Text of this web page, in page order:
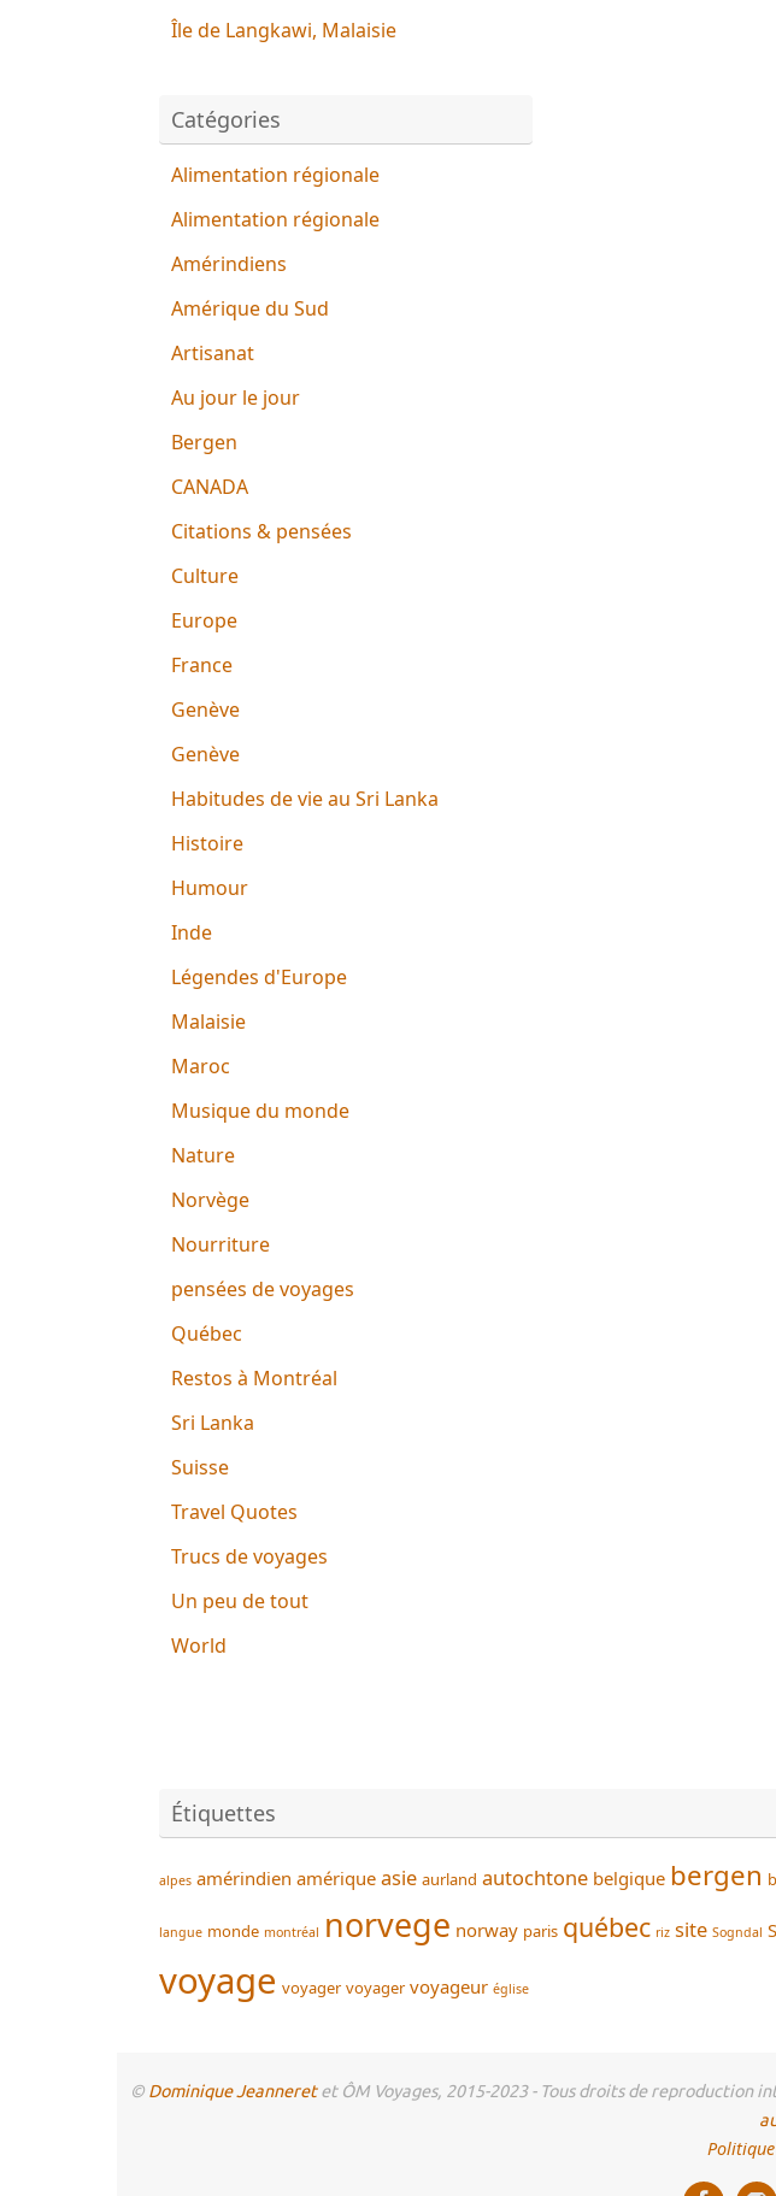
Île de Langkawi, Malaisie
Catégories
Alimentation régionale
Alimentation régionale
Amérindiens
Amérique du Sud
Artisanat
Au jour le jour
Bergen
CANADA
Citations & pensées
Culture
Europe
France
Genève
Genève
Habitudes de vie au Sri Lanka
Histoire
Humour
Inde
Légendes d'Europe
Malaisie
Maroc
Musique du monde
Nature
Norvège
Nourriture
pensées de voyages
Québec
Restos à Montréal
Sri Lanka
Suisse
Travel Quotes
Trucs de voyages
Un peu de tout
World
Étiquettes
alpes amérindien amérique asie aurland autochtone belgique bergen
langue monde montréal norvege norway paris québec riz site Sogndal
voyage voyager voyager voyageur église
© Dominique Jeanneretet ÔM Voyages, 2015-2023 - Tous droits de reproduction